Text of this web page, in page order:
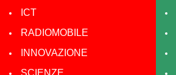
ICT
RADIOMOBILE
INNOVAZIONE
SCIENZE